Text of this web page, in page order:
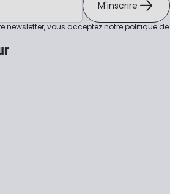
M'inscrire
newsletter, vous acceptez notrepolitique de